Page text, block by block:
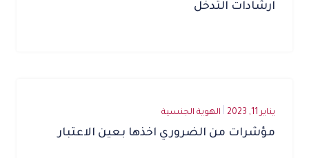
ارشادات التدخل
يناير 11, 2023 الهوية الجنسية
مؤشرات من الضروري اخذها بعين الاعتبار